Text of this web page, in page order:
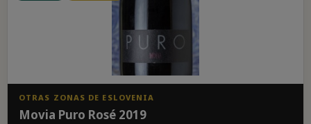
OTRAS ZONAS DE ESLOVENIA
Movia Puro Rosé 2019